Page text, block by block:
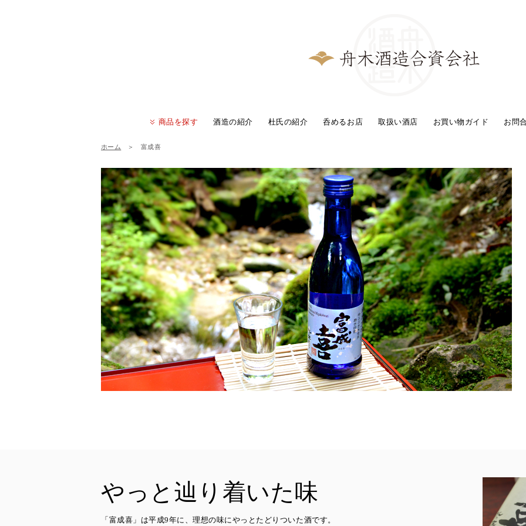
商品を探す 酒造の紹介 杜氏の紹介 呑めるお店 取扱い酒店 お買い物ガイド お問
ホーム ＞ 富成喜
やっと辿り着いた味
「富成喜」は平成9年に、理想の味にやっとたどりついた酒です。